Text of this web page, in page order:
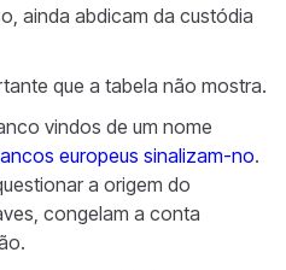
ainda abdicam da custódia
que a tabela não mostra.
vindos de um nome
europeus sinalizam-no.
a origem do
congelam a conta